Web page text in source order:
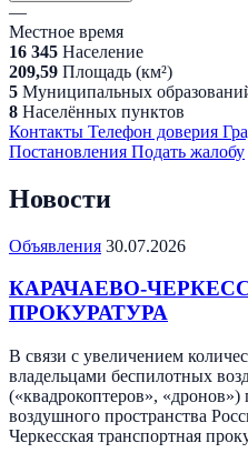
—
Местное время
16 345 Население
209,59 Площадь (км²)
5 Муниципальных
8 Населённых пунктов
Контакты Телефон доверия
Постановления Подать жалобу
Новости
Объявления 30.07.2026
КАРАЧАЕВО-
ПРОКУРАТУРА
В связи с увеличением
владельцами беспилотных
(«квадрокоптеров», «дронов»)
воздушного пространства
Черкесская транспортная